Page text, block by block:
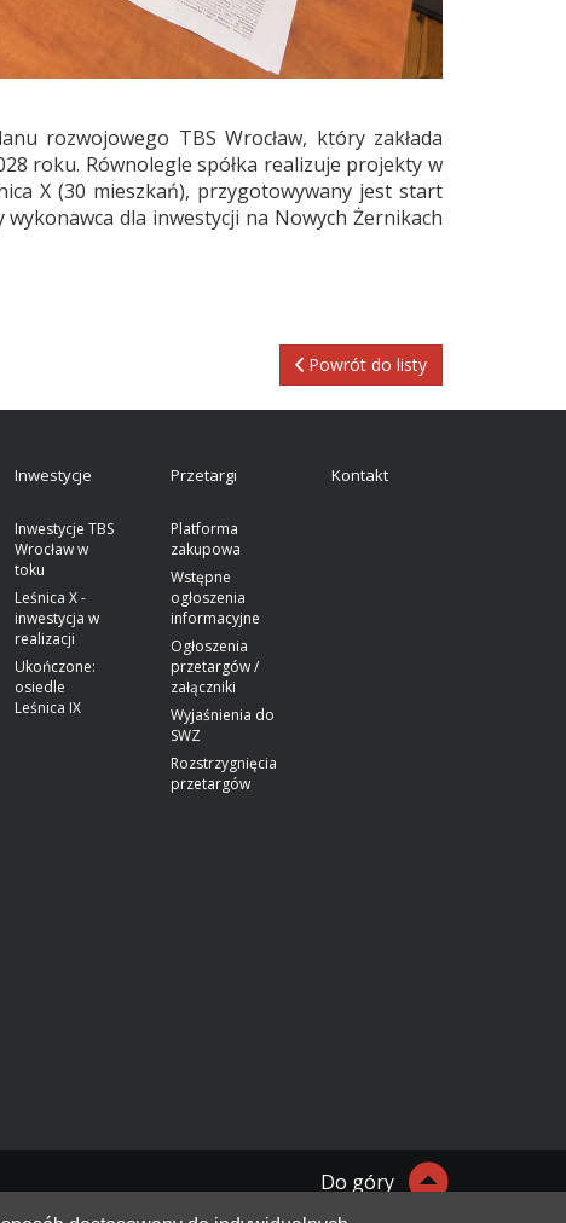
rozwojowego TBS Wrocław, który zakłada
roku. Równolegle spółka realizuje projekty w
X (30 mieszkań), przygotowywany jest start
dla inwestycji na Nowych Żernikach
Powrót do listy
Inwestycje
Inwestycje TBS
Wrocław w
toku
Leśnica X -
inwestycja w
realizacji
Ukończone:
osiedle
Leśnica IX
Przetargi
Platforma
zakupowa
Wstępne
ogłoszenia
informacyjne
Ogłoszenia
przetargów /
załączniki
Wyjaśnienia do
SWZ
Rozstrzygnięcia
przetargów
Kontakt
Do góry